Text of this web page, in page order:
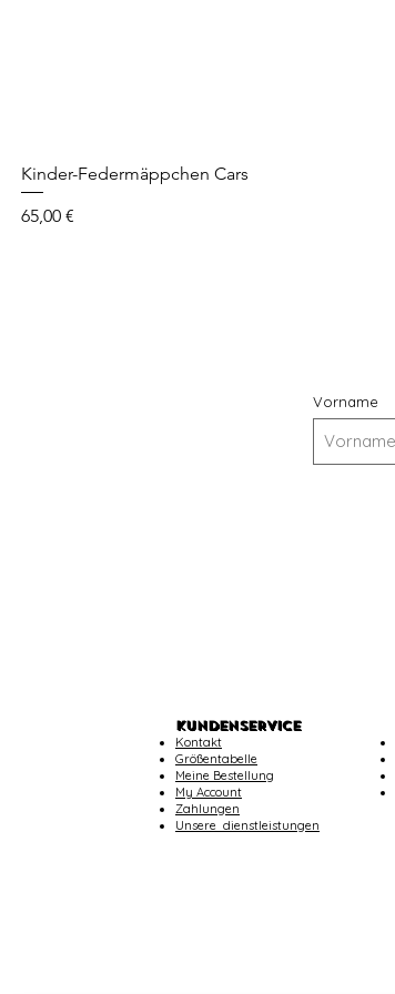
Kinder-Federmäppchen Cars
Cena
65,00 €
Vorname
KUNDENSERVICE
Kontakt
Größentabelle
Meine Bestellung
My Account
Zahlungen
​Unsere dienstleistungen